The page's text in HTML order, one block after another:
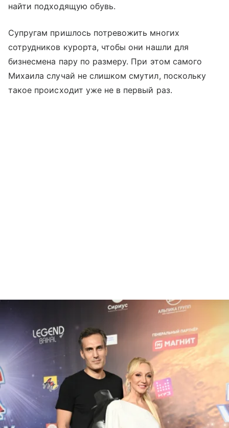
найти подходящую обувь.
Супругам пришлось потревожить многих
сотрудников курорта, чтобы они нашли для
бизнесмена пару по размеру. При этом самого
Михаила случай не слишком смутил, поскольку
такое происходит уже не в первый раз.